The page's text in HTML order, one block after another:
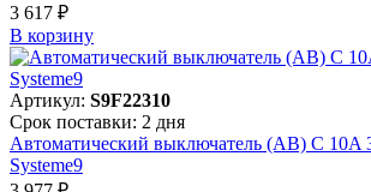
3 617 ₽
В корзинy
Артикул: S9F22310
Срок поставки: 2 дня
Автоматический выключатель (АВ) C 10A
Systeme9